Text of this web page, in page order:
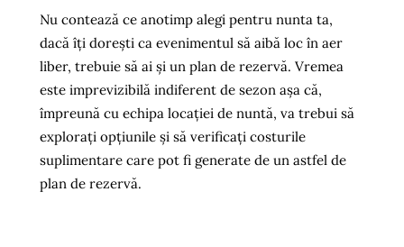
Nu contează ce anotimp alegi pentru nunta ta,
dacă îți dorești ca evenimentul să aibă loc în aer
liber, trebuie să ai și un plan de rezervă. Vremea
este imprevizibilă indiferent de sezon așa că,
împreună cu echipa locației de nuntă, va trebui să
explorați opțiunile și să verificați costurile
suplimentare care pot fi generate de un astfel de
plan de rezervă.